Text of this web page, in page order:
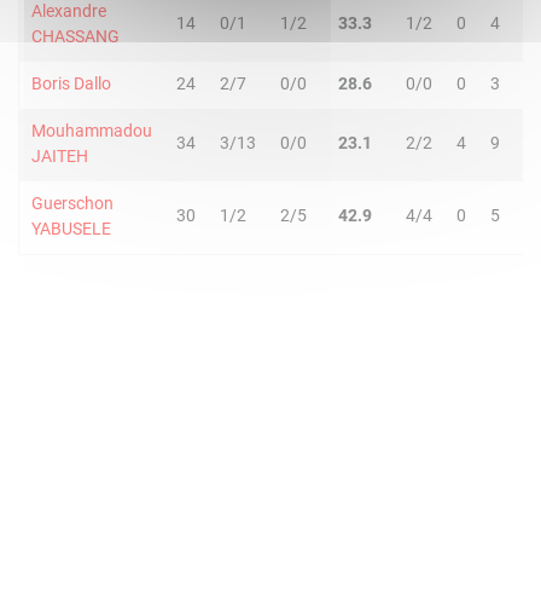
Alexandre
CHASSANG
14 0/1 1/2 33.3 1/2 0 4
Boris Dallo 24 2/7 0/0 28.6 0/0 0 3
Mouhammadou
JAITEH
34 3/13 0/0 23.1 2/2 4 9
Guerschon
YABUSELE
30 1/2 2/5 42.9 4/4 0 5